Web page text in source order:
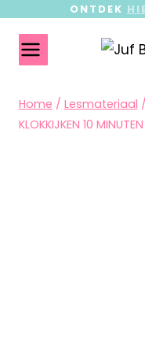
ONTDEK
Home / Lesmateriaal /
KLOKKIJKEN 10